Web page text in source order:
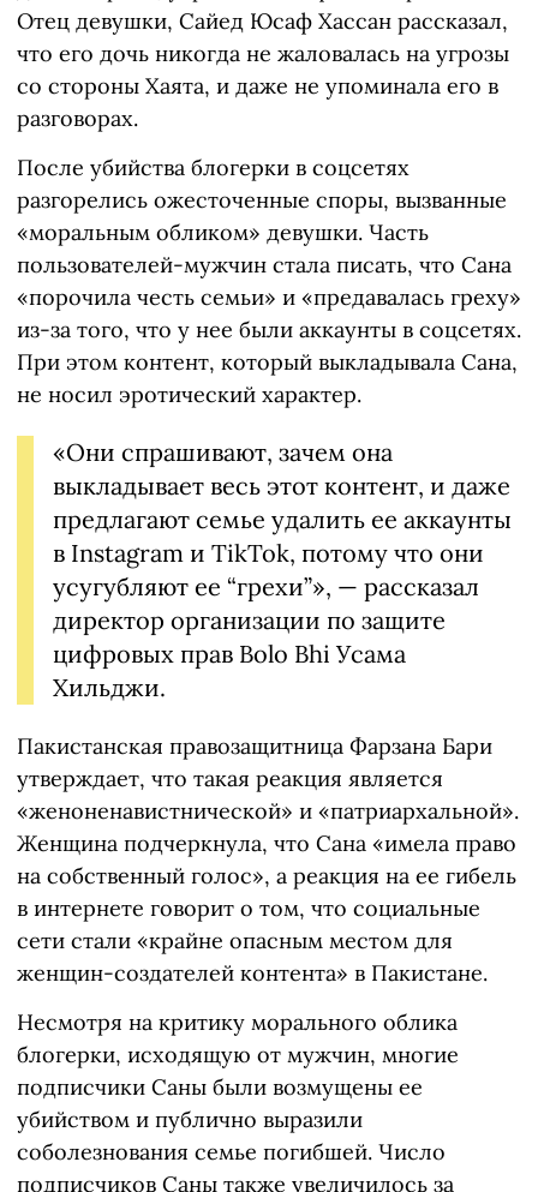
Отец девушки, Сайед Юсаф Хассан рассказал,
что его дочь никогда не жаловалась на угрозы
со стороны Хаята, и даже не упоминала его в
разговорах.
После убийства блогерки в соцсетях
разгорелись ожесточенные споры, вызванные
«моральным обликом» девушки. Часть
пользователей-мужчин стала писать, что Сана
«порочила честь семьи» и «предавалась греху»
из-за того, что у нее были аккаунты в соцсетях.
При этом контент, который выкладывала Сана,
не носил эротический характер.
«Они спрашивают, зачем она
выкладывает весь этот контент, и даже
предлагают семье удалить ее аккаунты
в Instagram и TikTok, потому что они
усугубляют ее “грехи”», — рассказал
директор организации по защите
цифровых прав Bolo Bhi Усама
Хильджи.
Пакистанская правозащитница Фарзана Бари
утверждает, что такая реакция является
«женоненавистнической» и «патриархальной».
Женщина подчеркнула, что Сана «имела право
на собственный голос», а реакция на ее гибель
в интернете говорит о том, что социальные
сети стали «крайне опасным местом для
женщин-создателей контента» в Пакистане.
Несмотря на критику морального облика
блогерки, исходящую от мужчин, многие
подписчики Саны были возмущены ее
убийством и публично выразили
соболезнования семье погибшей. Число
подписчиков Саны также увеличилось за